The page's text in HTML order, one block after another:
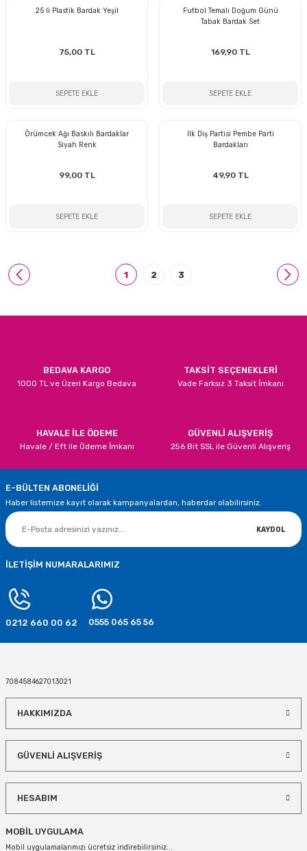
25 li Plastik Bardak Yeşil
75,00 TL
SEPETE EKLE
Futbol Temalı Doğum Günü
Tabak Bardak Set
169,90 TL
SEPETE EKLE
Örümcek Ağı Baskılı Bardaklar
Siyah Renk
99,00 TL
SEPETE EKLE
İlk Diş Partisi Pembe Parti
Bardakları
49,90 TL
SEPETE EKLE
1 2 3
BEDAVA KARGO
1000 TL ve Üzeri Kargo Bedava
TAKSİT SEÇENEKLERİ
Vade Farksız 3 Taksit İmkanı
HAVALE İLE ÖDEME
Havale / Eft ile Ödeme İmkanı
GÜVENLİ ALIŞVERİŞ
256 Bit SSL ile Güvenli Alışveriş
E-BÜLTEN ABONELİĞİ
Haber listemize kayıt olarak kampanyalardan, haberdar olabilirsiniz.
KAYDOL
İLETİŞİM NUMARALARIMIZ
0212 660 00 62 0555 065 65 56
7084584627013021
HAKKIMIZDA
GÜVENLİ ALIŞVERİŞ
HESABIM
MOBİL UYGULAMA
Mobil uygulamalarımızı ücretsiz indirebilirsiniz...